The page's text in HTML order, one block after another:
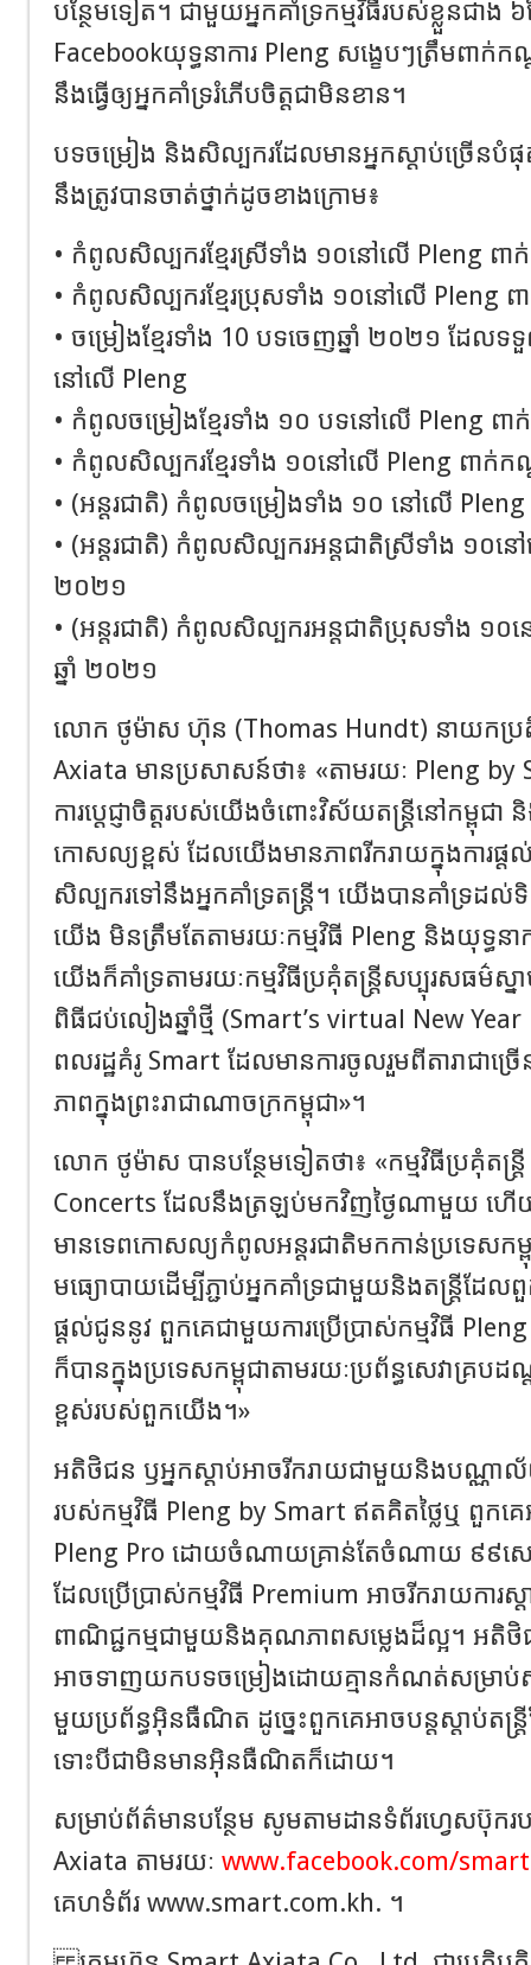
បន្ថែមទៀត។ ជាមួយអ្នកគាំទ្រកម្មវិធីរបស់ខ្លួនជាង ៦
Facebookយុទ្ធនាការ Pleng សង្ខេបៗត្រឹមពាក់កណ្
នឹងធ្វើឲ្យអ្នកគាំទ្ររំភើបចិត្តជាមិនខាន។​
បទចម្រៀង និងសិល្បករដែលមានអ្នកស្ដាប់ច្រើនបំ
នឹងត្រូវបានចាត់ថ្នាក់ដូចខាងក្រោម៖
• កំពូលសិល្បករខ្មែរស្រីទាំង ១០​នៅលើ Pleng ពា
• កំពូលសិល្បករខ្មែរប្រុសទាំង ១០​នៅលើ Pleng ព
• ចម្រៀងខ្មែរទាំង 10 បទចេញឆ្នាំ ២០២១ ដែលទទួ
នៅលើ Pleng
• កំពូលចម្រៀងខ្មែរទាំង ១០ បទនៅលើ Pleng ពា
• កំពូលសិល្បករខ្មែរទាំង ១០​នៅលើ Pleng ពាក់ក
• (អន្តរជាតិ)​ កំពូលចម្រៀងទាំង ១០ នៅលើ Pleng
• (អន្តរជាតិ)​ កំពូលសិល្បករអន្តជាតិស្រីទាំង ១០​ន
២០២១
• (អន្តរជាតិ)​ កំពូលសិល្បករអន្តជាតិប្រុសទាំង ១០​
ឆ្នាំ ២០២១
លោក ថូម៉ាស ហ៊ុន (Thomas Hundt) នាយកប្
Axiata មានប្រសាសន៍ថា៖ «តាមរយៈ Pleng by
ការប្តេជ្ញាចិត្តរបស់យើងចំពោះវិស័យតន្រ្តីនៅកម្ពុជា
កោសល្យខ្ពស់ ដែលយើងមានភាពរីករាយក្នុងការផ្ដ
សិល្បករទៅនឹងអ្នកគាំទ្រតន្រ្តី។ យើងបានគាំទ្រដល់ទិ
យើង មិនត្រឹមតែតាមរយៈកម្មវិធី Pleng និងយុទ្ធន
យើងក៏គាំទ្រតាមរយៈកម្មវិធី​ប្រគុំតន្ត្រី​សប្បុរស​ធម៌​
ពិធីជប់លៀងឆ្នាំថ្មី (Smart’s virtual New Year
ពលរដ្ឋគំរូ​ Smart ដែលមានការចូលរួមពីតារាជាច្រ
ភាពក្នុងព្រះរាជាណាចក្រកម្ពុជា»។
លោក ថូម៉ាស បានបន្ថែមទៀតថា៖ «កម្មវិធីប្រគុំតន្រ្
Concerts ដែលនឹងត្រឡប់មកវិញថ្ងៃណាមួយ​ ហើ
មានទេពកោសល្យកំពូលអន្តរជាតិមកកាន់ប្រទេសក
មធ្យោបាយដើម្បីភ្ជាប់អ្នកគាំទ្រជាមួយនិងតន្រ្តីដ
ផ្ដល់ជូននូវ ពួកគេជាមួយការប្រើប្រាស់កម្មវិធី
ក៏បានក្នុងប្រទេសកម្ពុជាតាមរយៈប្រព័ន្ធសេវាគ្របដ
ខ្ពស់របស់ពួកយើង។»
អតិថិជន ​ ឫអ្នកស្តាប់អាចរីករាយជាមួយនិងបណ្ណាល័
របស់កម្មវិធី Pleng by Smart ឥតគិតថ្លៃឬ ពួកគ
Pleng Pro ដោយចំណាយគ្រាន់តែចំណាយ ៩៩ស
ដែលប្រើប្រាស់កម្មវិធី Premium អាចរីករាយការស្
ពាណិជ្ជកម្មជាមួយនិងគុណភាពសម្លេងដ៏ល្អ។ អតិថិ
អាចទាញយកបទចម្រៀងដោយគ្មានកំណត់សម្រាប់
មួយប្រព័ន្ធអុិនធឺណិត ដូច្នេះពួកគេអាចបន្តស្តាប់តន្
ទោះបីជាមិនមានអុិនធឺណិតក៏ដោយ។
សម្រាប់ព័ត៌មានបន្ថែម សូមតាមដានទំព័រហ្វេសប៊ុ
Axiata តាមរយៈ www.facebook.com/
គេហទំព័រ www.smart.com.kh. ។